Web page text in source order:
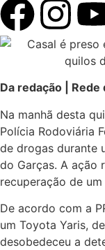
Da redação | Rede
Na manhã desta
Polícia Rodoviária
de drogas durante
do Garças. A ação
recuperação de
De acordo com a
um Toyota Yaris,
desobedeceu a